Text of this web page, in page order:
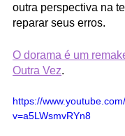
outra perspectiva na
reparar seus erros.
O dorama é um
Outra Vez.
https://
v=a5LWsmvRYn8